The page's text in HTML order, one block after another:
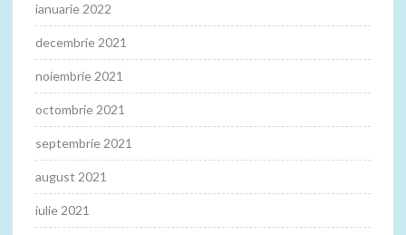
ianuarie 2022
decembrie 2021
noiembrie 2021
octombrie 2021
septembrie 2021
august 2021
iulie 2021